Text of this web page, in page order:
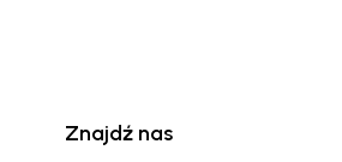
Znajdź nas